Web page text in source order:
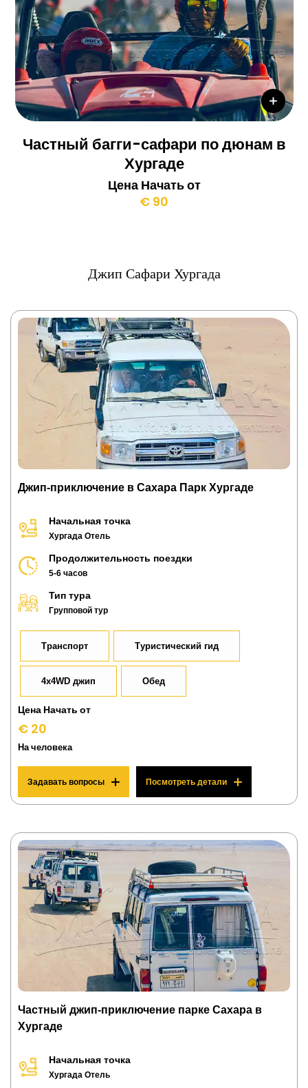
Частный багги-сафари по дюнам в
Хургаде
Цена Начать от
€ 90
Джип Сафари Хургада
Джип-приключение в Сахара Парк Хургаде
Начальная точка
Хургада Отель
Продолжительность поездки
5-6 часов
Тип тура
Групповой тур
Транспорт Туристический гид
4x4WD джип Обед
Цена Начать от
€ 20
На человека
Задавать вопросы Посмотреть детали
Частный джип-приключение парке Сахара в
Хургаде
Начальная точка
Хургада Отель